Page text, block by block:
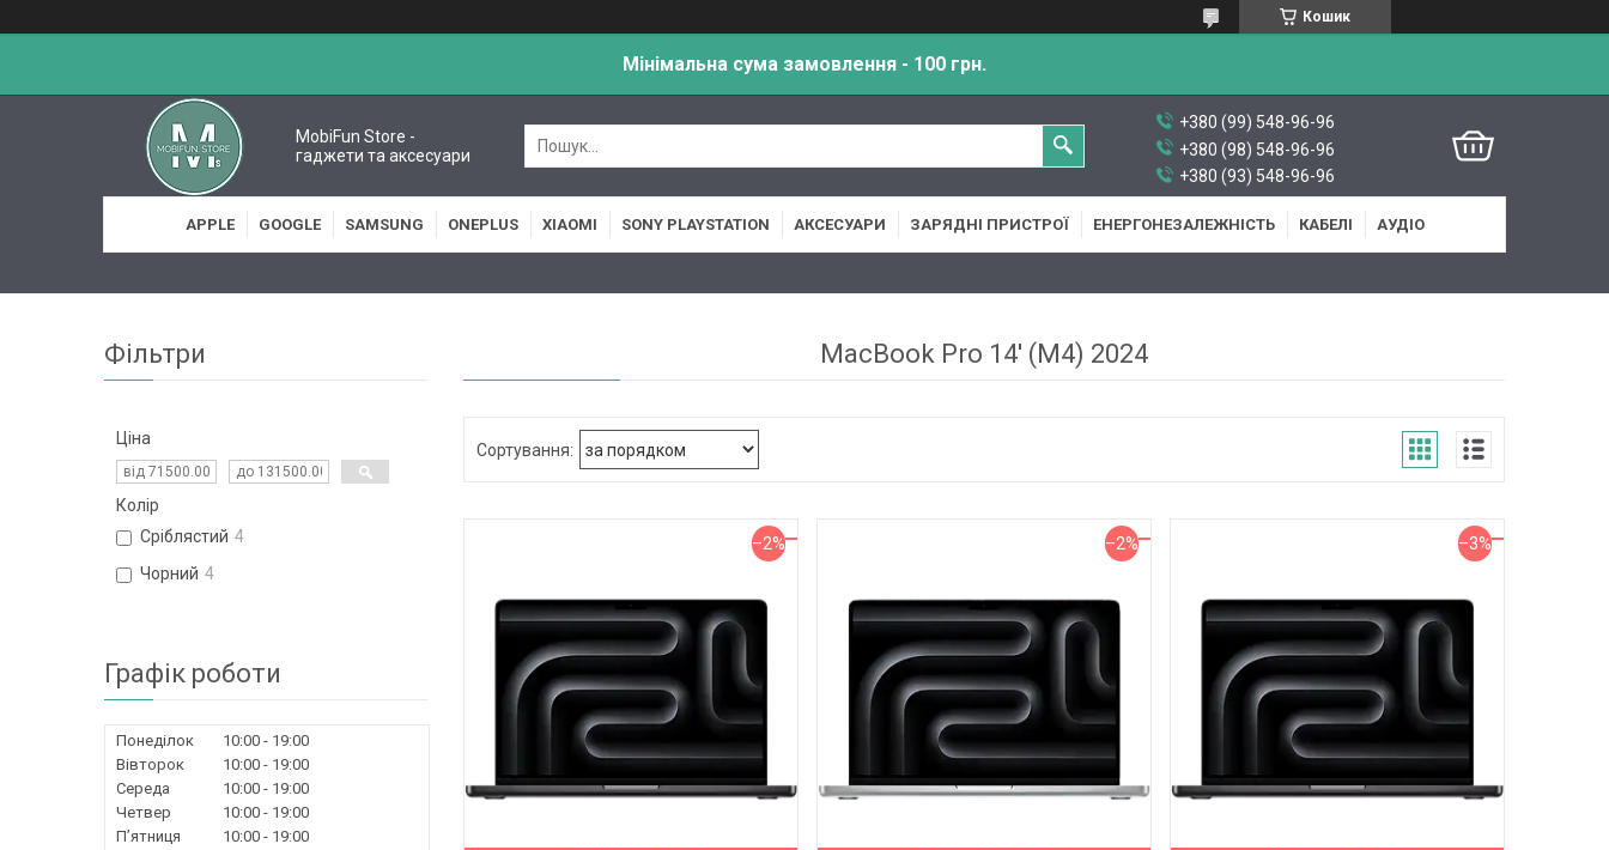
Кошик
Мінімальна сума замовлення - 100 грн.
MobiFun Store -
гаджети та аксесуари
+380 (99) 548-96-96
+380 (98) 548-96-96
+380 (93) 548-96-96
APPLE GOOGLE SAMSUNG ONEPLUS XIAOMI SONY PLAYSTATION АКСЕСУАРИ ЗАРЯДНІ ПРИСТРОЇ ЕНЕРГОНЕЗАЛЕЖНІСТЬ КАБЕЛІ АУДІО
MacBook Pro 14' (M4) 2024
–2% –2% –3%
Фільтри
Ціна
Колір
Сріблястий 4
Чорний 4
Графік роботи
Понеділок 10:00
19:00
Вівторок
10:00
19:00
Середа
10:00
19:00
Четвер
10:00
19:00
Пʼятниця
10:00
19:00